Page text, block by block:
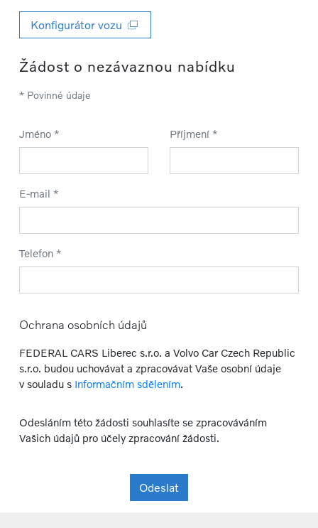
Konfigurátor vozu
Žádost o nezávaznou nabídku
* Povinné údaje
Jméno * Příjmení *
E-mail *
Telefon *
Ochrana osobních údajů
FEDERAL CARS Liberec s.r.o. a Volvo Car Czech Republic
s.r.o. budou uchovávat a zpracovávat Vaše osobní údaje
v souladu s Informačním sdělením.
Odesláním této žádosti souhlasíte se zpracováváním
Vašich údajů pro účely zpracování žádosti.
Odeslat